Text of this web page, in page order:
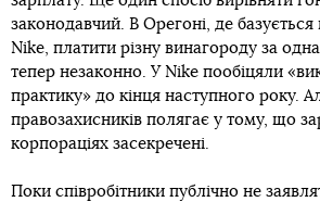
законодавчий. В Орегоні, де
Nike, платити різну винагороду за
тепер незаконно. У Nike пообіцяли
практику» до кінця наступного року.
правозахисників полягає у тому, що
корпораціях засекречені.
Поки співробітники публічно не